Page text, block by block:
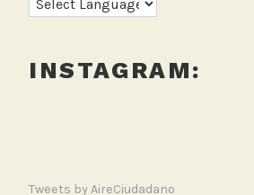
INSTAGRAM:
Tweets by AireCiudadano